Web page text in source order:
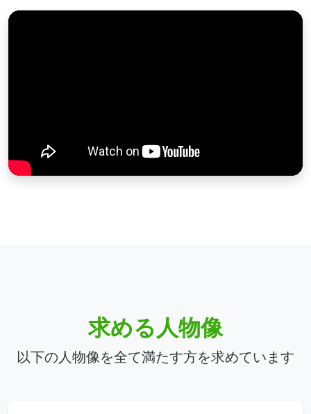
求める人物像
以下の人物像を全て満たす方を求めています